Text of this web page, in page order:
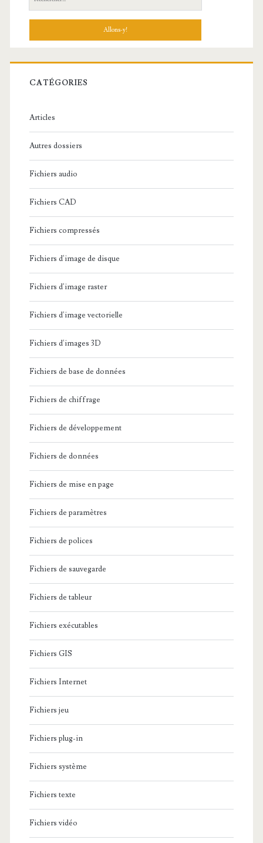
e
h
r
c
:
CATÉGORIES
Articles
Autres dossiers
Fichiers audio
Fichiers CAD
Fichiers compressés
Fichiers d'image de disque
Fichiers d'image raster
Fichiers d'image vectorielle
Fichiers d'images 3D
Fichiers de base de données
Fichiers de chiffrage
Fichiers de développement
Fichiers de données
Fichiers de mise en page
Fichiers de paramètres
Fichiers de polices
Fichiers de sauvegarde
Fichiers de tableur
Fichiers exécutables
Fichiers GIS
Fichiers Internet
Fichiers jeu
Fichiers plug-in
Fichiers système
Fichiers texte
Fichiers vidéo